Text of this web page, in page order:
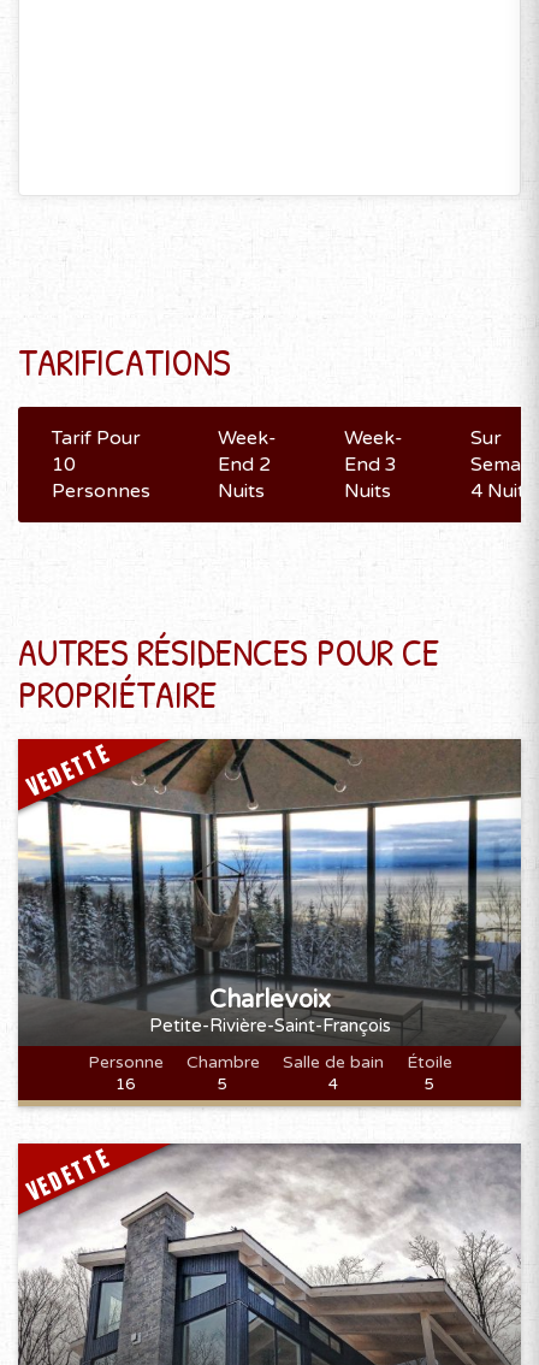
TARIFICATIONS
Tarif Pour
10
Personnes
Week-
End 2
Nuits
Week-
End 3
Nuits
Sur
4 Nuits
AUTRES RÉSIDENCES POUR CE
PROPRIÉTAIRE
VEDETTE
Charlevoix
Petite-Rivière-Saint-François
Personne
16
Chambre
5
Salle de bain
4
Étoile
5
VEDETTE